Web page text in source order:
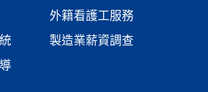
外籍看護工服務
製造業薪資調查​